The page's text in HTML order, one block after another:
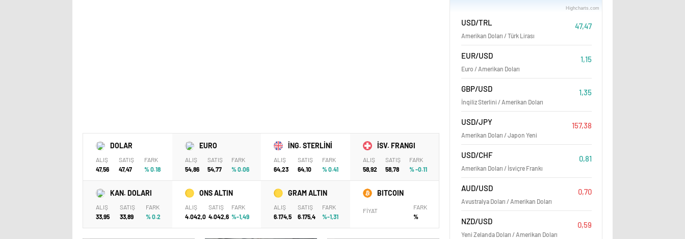
DOLAR
ALIŞ
47,56
SATIŞ
47,47
FARK
% 0.18
EURO
ALIŞ
54,86
SATIŞ
54,77
FARK
% 0.06
İNG. STERLİNİ
ALIŞ
64,23
SATIŞ
64,10
FARK
% 0.41
İSV. FRANGI
ALIŞ
58,92
SATIŞ
58,78
FARK
% -0.11
KAN. DOLARI
ALIŞ
33,95
SATIŞ
33,89
FARK
% 0.2
ONS ALTIN
ALIŞ
4.042,0
SATIŞ
4.042,6
FARK
%-1,49
GRAM ALTIN
ALIŞ
6.174,5
SATIŞ
6.175,4
FARK
%-1,31
BITCOIN
FİYAT
FARK
%
06:00
Highcharts.com
USD/TRL
Amerikan Doları / Türk Lirası
47,47
EUR/USD
Euro / Amerikan Doları
1,15
GBP/USD
İngiliz Sterlini / Amerikan Doları
1,35
USD/JPY
Amerikan Doları / Japon Yeni
157,38
USD/CHF
Amerikan Doları / İsviçre Frankı
0,81
AUD/USD
Avustralya Doları / Amerikan Doları
0,70
NZD/USD
Yeni Zelanda Doları / Amerikan Doları
0,59